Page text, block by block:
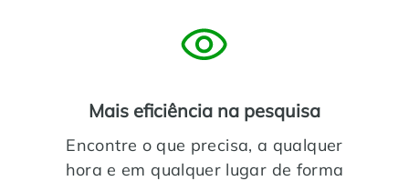
Mais eficiência na pesquisa
Encontre o que precisa, a qualquer
hora e em qualquer lugar de forma